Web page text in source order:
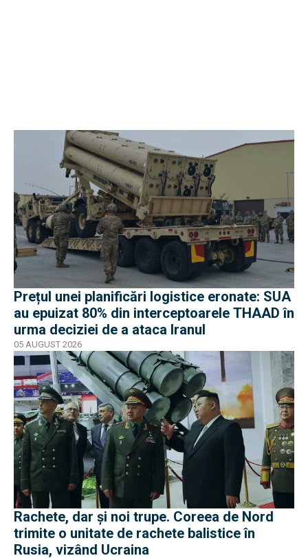
Prețul unei planificări logistice eronate: SUA
au epuizat 80% din interceptoarele THAAD în
urma deciziei de a ataca Iranul
05 AUGUST 2026
Rachete, dar și noi trupe. Coreea de Nord
trimite o unitate de rachete balistice în
Rusia, vizând Ucraina